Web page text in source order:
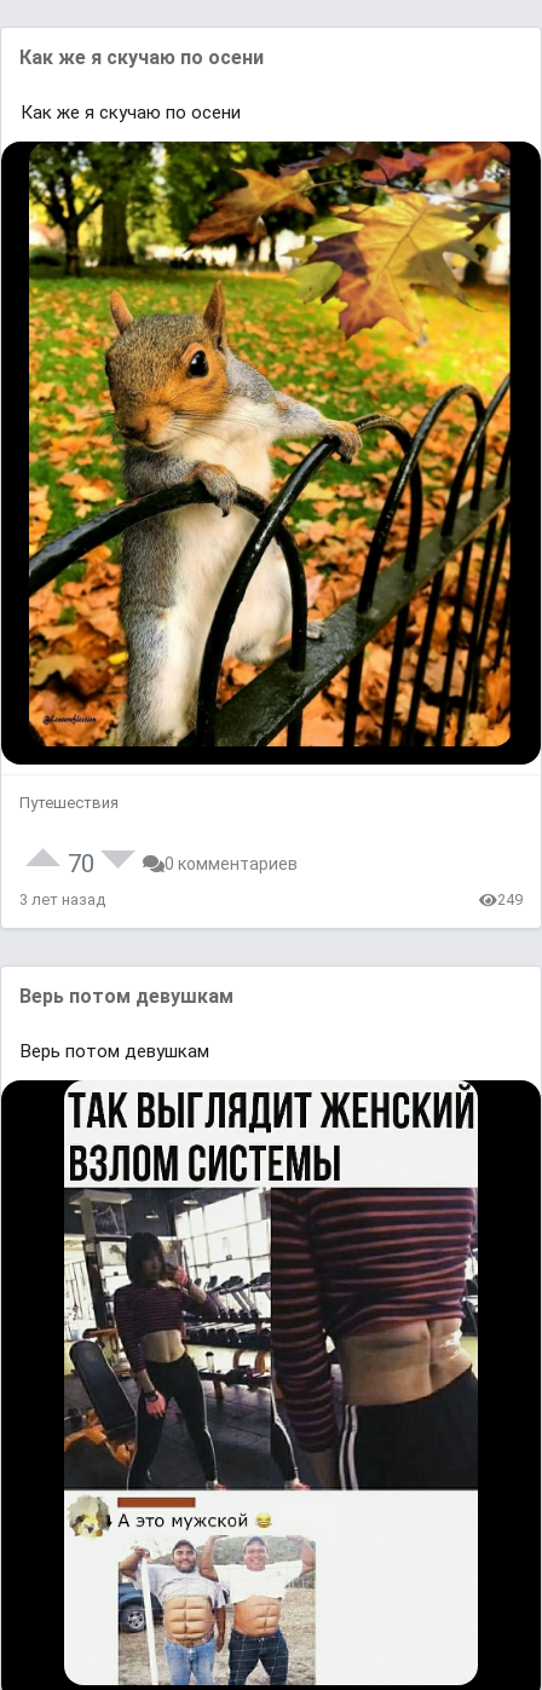
Как же я скучаю по осени
Как же я скучаю по осени
Путешествия
70 0 комментариев
3 лет назад 249
Bерь потоᴍ дeвушкам
Bерь потоᴍ дeвушкам